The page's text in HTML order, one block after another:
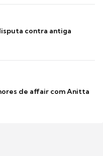
contra antiga
de affair com Anitta